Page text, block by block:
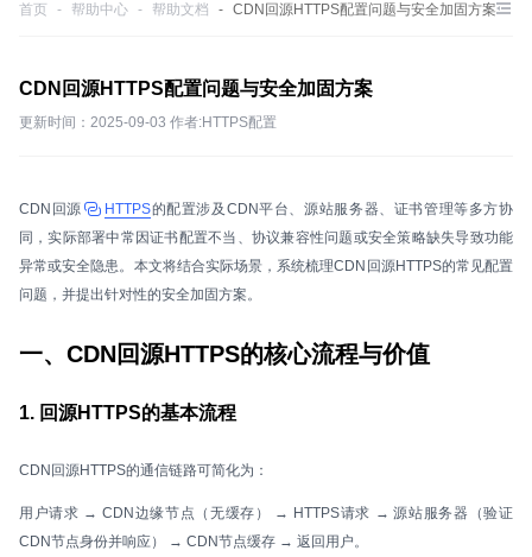
首页 帮助中心 帮助文档 CDN回源HTTPS配置问题与安全加固方案
CDN回源HTTPS配置问题与安全加固方案
更新时间：2025-09-03 作者:HTTPS配置
CDN回源 HTTPS的配置涉及CDN平台、源站服务器、证书管理等多方协
同，实际部署中常因证书配置不当、协议兼容性问题或安全策略缺失导致功能
异常或安全隐患。本文将结合实际场景，系统梳理CDN回源HTTPS的常见配置
问题，并提出针对性的安全加固方案。
一、CDN回源HTTPS的核心流程与价值
1. 回源HTTPS的基本流程
CDN回源HTTPS的通信链路可简化为：
用户请求 → CDN边缘节点（无缓存） → HTTPS请求 → 源站服务器（验证
CDN节点身份并响应） → CDN节点缓存 → 返回用户。